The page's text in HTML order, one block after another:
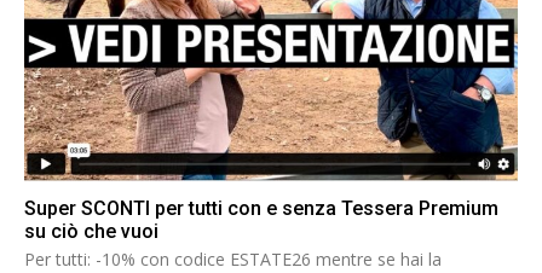
Super SCONTI per tutti con e senza Tessera Premium
su ciò che vuoi
Per tutti: -10% con codice ESTATE26 mentre se hai la